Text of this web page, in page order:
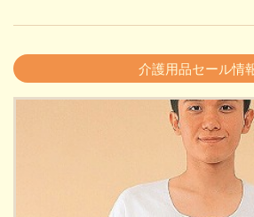
介護用品セール情